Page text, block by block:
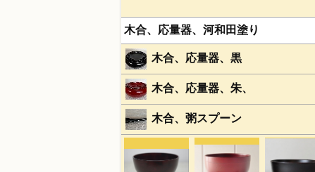
木合、応量器、河和田塗り
木合、応量器、黒
木合、応量器、朱、
木合、粥スプーン